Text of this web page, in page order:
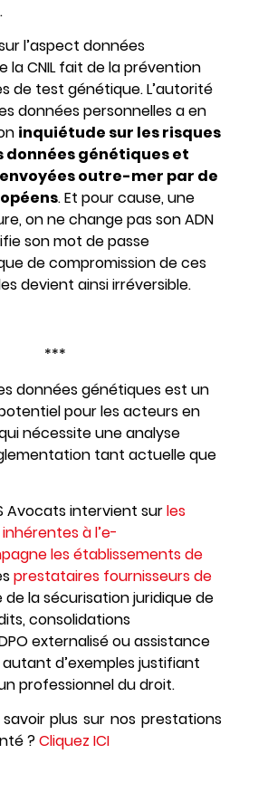
l’aspect données
la CNIL fait de la prévention
de test génétique. L’autorité
données personnelles a en
inquiétude sur les risques
données génétiques et
outre-mer par de
. Et pour cause, une
on ne change pas son ADN
son mot de passe
de compromission de ces
devient ainsi irréversible.
***
données génétiques est un
pour les acteurs en
nécessite une analyse
tant actuelle que
Avocats intervient surles
à l’e-
les établissements de
prestataires fournisseurs de
de la sécurisation juridique de
consolidations
externalisé ou assistance
d’exemples justifiant
professionnel du droit.
plus sur nos prestations
?Cliquez ICI